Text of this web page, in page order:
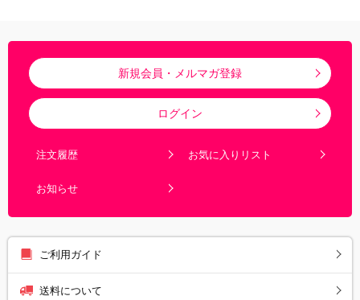
新規会員・メルマガ登録
ログイン
注文履歴 お気に入りリスト
お知らせ
ご利用ガイド
送料について